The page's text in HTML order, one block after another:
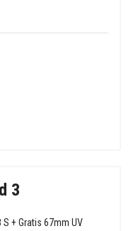
3
+ Gratis 67mm UV